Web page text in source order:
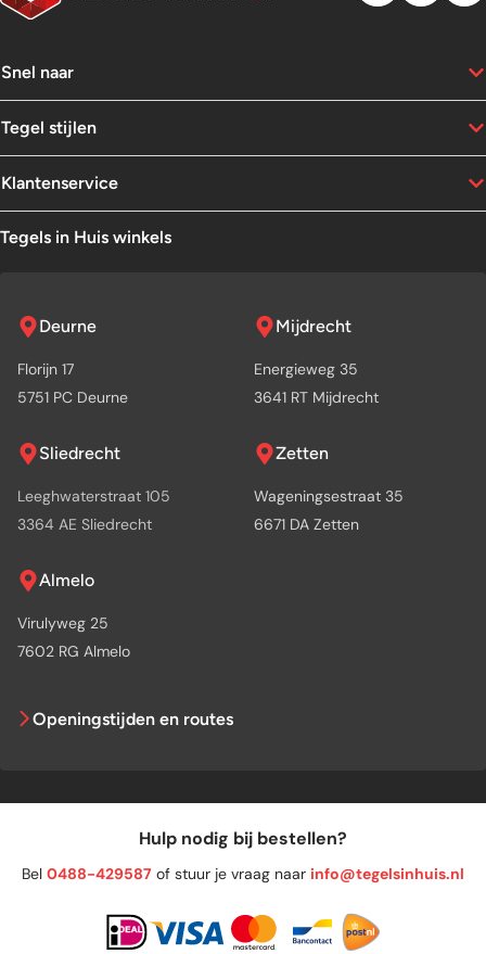
Snel naar
Tegel stijlen
Klantenservice
Tegels in Huis winkels
Deurne
Florijn 17
5751 PC Deurne
Mijdrecht
Energieweg 35
3641 RT Mijdrecht
Sliedrecht
Leeghwaterstraat 105
3364 AE Sliedrecht
Zetten
Wageningsestraat 35
6671 DA Zetten
Almelo
Virulyweg 25
7602 RG Almelo
Openingstijden en routes
Hulp nodig bij bestellen?
Bel 0488-429587 of stuur je vraag naar info@tegelsinhuis.nl